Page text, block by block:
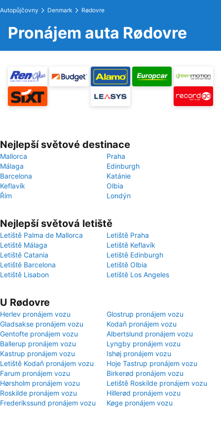
Autopůjčovny Denmark Rødovre
Pronájem auta Rødovre
Nejlepší světové destinace
Mallorca
Praha
Málaga
Edinburgh
Barcelona
Katánie
Keflavík
Olbia
Řím
Londýn
Nejlepší světová letiště
Letiště Palma de Mallorca
Letiště Praha
Letiště Málaga
Letiště Keflavík
Letiště Catania
Letiště Edinburgh
Letiště Barcelona
Letiště Olbia
Letiště Lisabon
Letiště Los Angeles
U Rødovre
Herlev pronájem vozu
Glostrup pronájem vozu
Gladsakse pronájem vozu
Kodaň pronájem vozu
Gentofte pronájem vozu
Albertslund pronájem vozu
Ballerup pronájem vozu
Lyngby pronájem vozu
Kastrup pronájem vozu
Ishøj pronájem vozu
Letiště Kodaň pronájem vozu
Hoje Tastrup pronájem vozu
Farum pronájem vozu
Birkerød pronájem vozu
Hørsholm pronájem vozu
Letiště Roskilde pronájem vozu
Roskilde pronájem vozu
Hillerød pronájem vozu
Frederikssund pronájem vozu
Køge pronájem vozu